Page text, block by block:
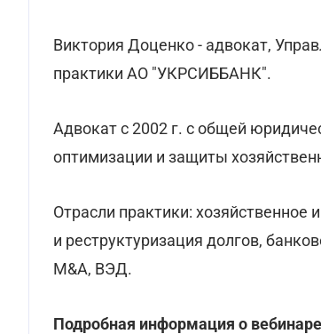
Виктория Доценко - адвокат,
практики АО "УКРСИББАНК".
Адвокат с 2002 г. с общей
оптимизации и защиты
Отрасли практики: хозяйственное
и реструктуризация долгов,
M&A, ВЭД.
Подробная информация о